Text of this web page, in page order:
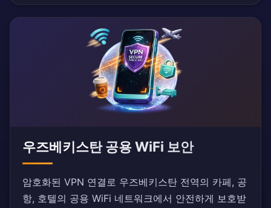
우즈베키스탄 공용 WiFi 보안
암호화된 VPN 연결로 우즈베키스탄 전역의 카페, 공
항, 호텔의 공용 WiFi 네트워크에서 안전하게 보호받